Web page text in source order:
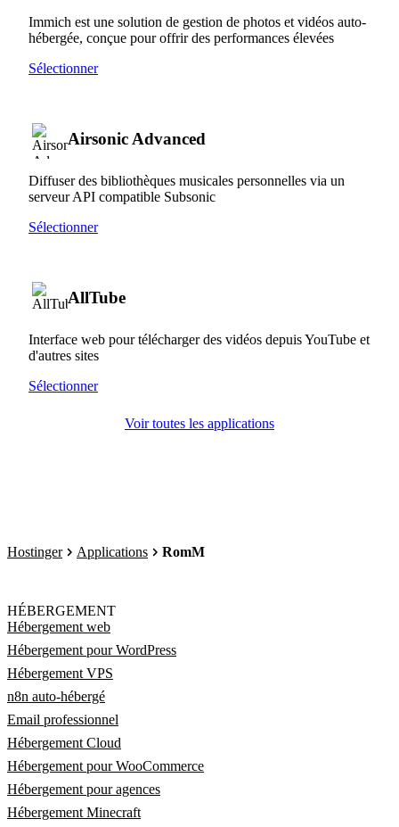
Immich est une solution de gestion de photos et vidéos auto-
hébergée, conçue pour offrir des performances élevées
Sélectionner
Airsonic Advanced
Diffuser des bibliothèques musicales personnelles via un
serveur API compatible Subsonic
Sélectionner
AllTube
Interface web pour télécharger des vidéos depuis YouTube et
d'autres sites
Sélectionner
Voir toutes les applications
Hostinger Applications RomM
HÉBERGEMENT
Hébergement web
Hébergement pour WordPress
Hébergement VPS
n8n auto-hébergé
Email professionnel
Hébergement Cloud
Hébergement pour WooCommerce
Hébergement pour agences
Hébergement Minecraft